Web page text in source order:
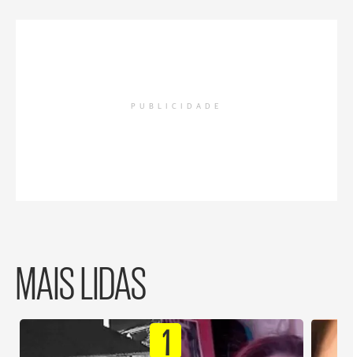
PUBLICIDADE
MAIS LIDAS
1